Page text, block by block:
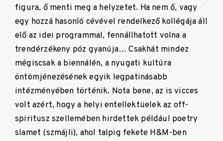
figura, ő menti meg a helyzetet. Ha nem ő, vagy
egy hozzá hasonló cévével rendelkező kollégája áll
elő az idei programmal, fennállhatott volna a
trendérzékeny póz gyanúja… Csakhát mindez
mégiscsak a biennálén, a nyugati kultúra
öntömjénezésének egyik legpatinásabb
intézményében történik. Nota bene, az is vicces
volt azért, hogy a helyi entellektüelek az off-
spiritusz szellemében hirdettek például poetry
slamet (szmájli), ahol talpig fekete H&M-ben